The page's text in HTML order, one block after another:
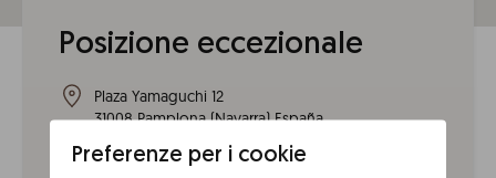
Posizione eccezionale
Plaza Yamaguchi 12
31008Pamplona(Navarra)España
Preferenze per i cookie